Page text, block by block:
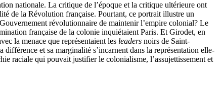
nationale. La critique de l’époque et la critique ultérieure ont
de la Révolution française. Pourtant, ce portrait illustre un
révolutionnaire de maintenir l’empire colonial? Le
française de la colonie inquiétaient Paris. Et Girodet, en
la menace que représentaient les leaders noirs de Saint-
et sa marginalité s’incarnent dans la représentation elle-
raciale qui pouvait justifier le colonialisme, l’assujettissement et